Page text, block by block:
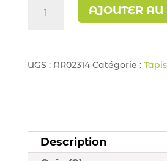
souris
AJOUTER
UGS : AR02314 Catégorie :
Description